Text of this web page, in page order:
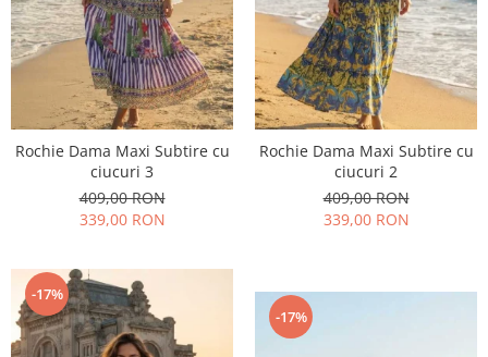
Rochie Dama Maxi Subtire cu
ciucuri 3
409,00 RON
339,00 RON
Rochie Dama Maxi Subtire cu
ciucuri 2
409,00 RON
339,00 RON
-17%
-17%